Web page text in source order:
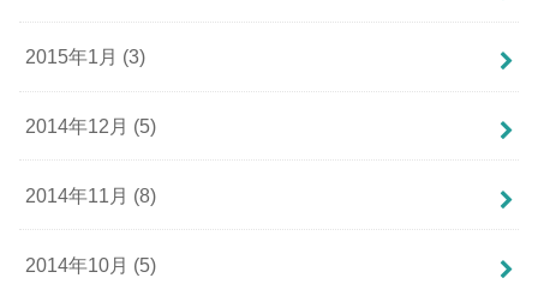
2015年1月 (3)
2014年12月 (5)
2014年11月 (8)
2014年10月 (5)